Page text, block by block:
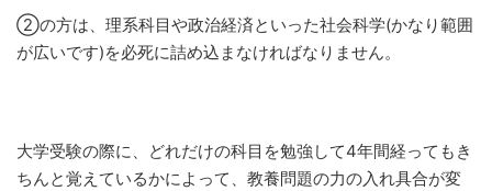
②の方は、理系科目や政治経済といった社会科学(かなり範囲
が広いです)を必死に詰め込まなければなりません。
大学受験の際に、どれだけの科目を勉強して4年間経ってもき
ちんと覚えているかによって、教養問題の力の入れ具合が変